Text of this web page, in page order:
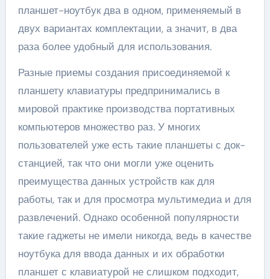
планшет-ноутбук два в одном, применяемый в
двух вариантах комплектации, а значит, в два
раза более удобный для использования.
Разные приемы создания присоединяемой к
планшету клавиатуры предпринимались в
мировой практике производства портативных
компьютеров множество раз. У многих
пользователей уже есть такие планшеты с док-
станцией, так что они могли уже оценить
преимущества данных устройств как для
работы, так и для просмотра мультимедиа и для
развлечений. Однако особенной популярности
такие гаджеты не имели никогда, ведь в качестве
ноутбука для ввода данных и их обработки
планшет с клавиатурой не слишком подходит,